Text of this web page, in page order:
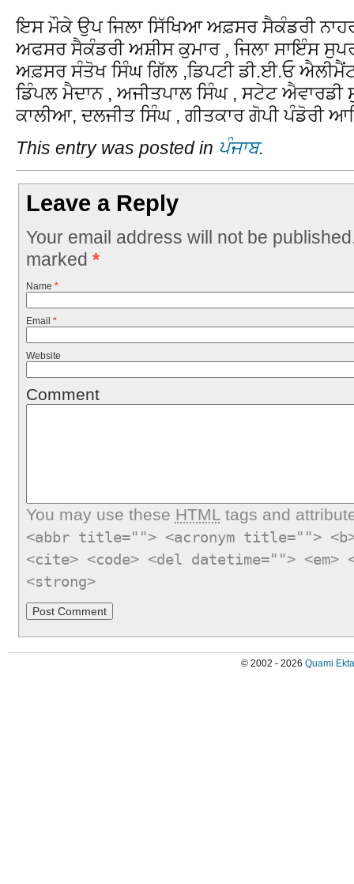
ਇਸ ਮੌਕੇ ਉਪ ਜਿਲਾ ਸਿੱਖਿਆ ਅਫ਼ਸਰ ਸੈਕੰਡਰੀ
ਅਫਸਰ ਸੈਕੰਡਰੀ ਅਸ਼ੀਸ ਕੁਮਾਰ , ਜਿਲਾ ਸਾਇੰਸ
ਅਫ਼ਸਰ ਸੰਤੋਖ ਸਿੰਘ ਗਿੱਲ ,ਡਿਪਟੀ ਡੀ.ਈ.ਓ
ਡਿੰਪਲ ਮੈਦਾਨ , ਅਜੀਤਪਾਲ ਸਿੰਘ , ਸਟੇਟ ਐਵਾਰਡੀ
ਕਾਲੀਆ, ਦਲਜੀਤ ਸਿੰਘ , ਗੀਤਕਾਰ ਗੋਪੀ ਪੰਡੋਰੀ
This entry was posted in ਪੰਜਾਬ.
Leave a Reply
Your email address will not be
marked *
Name *
Email *
Website
Comment
You may use these HTMLtags and
<abbr title=""> <acronym title="">
<cite> <code> <del datetime="">
<strong>
© 2002 - 2026 Quami